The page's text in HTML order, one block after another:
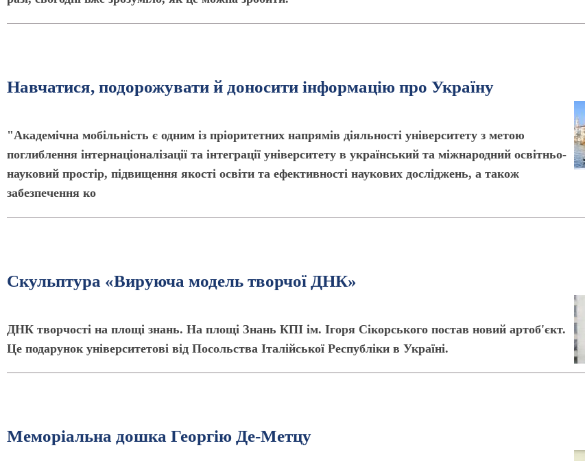
Навчатися, подорожувати й доносити інформацію про Україну
"Академічна мобільність є одним із пріоритетних напрямів діяльності університету з метою
поглиблення інтернаціоналізації та інтеграції університету в український та міжнародний освітньо-
науковий простір, підвищення якості освіти та ефективності наукових досліджень, а також
забезпечення ко
Скульптура «Вируюча модель творчої ДНК»
ДНК творчості на площі знань. На площі Знань КПІ ім. Ігоря Сікорського постав новий артоб'єкт.
Це подарунок університетові від Посольства Італійської Республіки в Україні.
Меморіальна дошка Георгію Де-Метцу